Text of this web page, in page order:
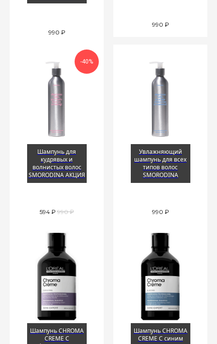
990 ₽
990 ₽
-40%
Шампунь для
кудрявых и
волнистых волос
SMORODINA АКЦИЯ
594 ₽ 990 ₽
Увлажняющий
шампунь для всех
типов волос
SMORODINA
990 ₽
Шампунь CHROMA
CREME С
Шампунь CHROMA
CREME С синим